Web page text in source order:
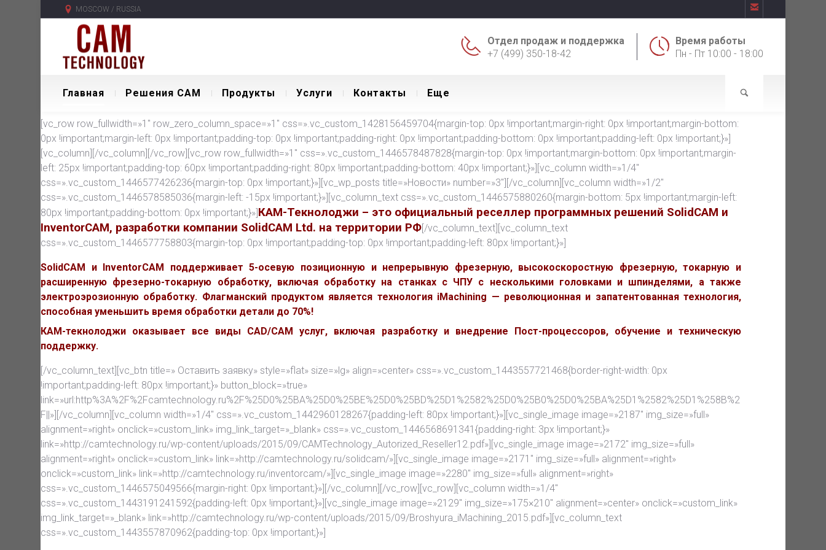
MOSCOW / RUSSIA 
Время работы
Пн - Пт 10:00 - 18:00
Отдел продаж и поддержка
+7 (499) 350-18-42
Главная Решения CAM Продукты Уcлуги Контакты Еще
[vc_row row_fullwidth=»1″ row_zero_column_space=»1″ css=».vc_custom_1428156459704{margin-top: 0px !important;margin-right: 0px !important;margin-bottom:
0px !important;margin-left: 0px !important;padding-top: 0px !important;padding-right: 0px !important;padding-bottom: 0px !important;padding-left: 0px !important;}»]
[vc_column][/vc_column][/vc_row][vc_row row_fullwidth=»1″ css=».vc_custom_1446578487828{margin-top: 0px !important;margin-bottom: 0px !important;margin-
left: 25px !important;padding-top: 60px !important;padding-right: 80px !important;padding-bottom: 40px !important;}»][vc_column width=»1/4″
css=».vc_custom_1446577426236{margin-top: 0px !important;}»][vc_wp_posts title=»Новости» number=»3″][/vc_column][vc_column width=»1/2″
css=».vc_custom_1446578585036{margin-left: -15px !important;}»][vc_column_text css=».vc_custom_1446575880260{margin-bottom: 5px !important;margin-left:
80px !important;padding-bottom: 0px !important;}»]КАМ-Текнолоджи – это официальный реселлер программных решений SolidCAM и
InventorCAM, разработки компании SolidCAM Ltd. на территории РФ[/vc_column_text][vc_column_text
css=».vc_custom_1446577758803{margin-top: 0px !important;padding-top: 0px !important;padding-left: 80px !important;}»]
SolidCAM и InventorCAM поддерживает 5-осевую позиционную и непрерывную фрезерную, высокоскоростную фрезерную, токарную и
расширенную фрезерно-токарную обработку, включая обработку на станках с ЧПУ с несколькими головками и шпинделями, а также
электроэрозионную обработку. Флагманский продуктом является технология iMachining — революционная и запатентованная технология,
способная уменьшить время обработки детали до 70%!
КАМ-текнолоджи оказывает все виды CAD/CAM услуг, включая разработку и внедрение Пост-процессоров, обучение и техническую
поддержку.
[/vc_column_text][vc_btn title=» Оставить заявку» style=»flat» size=»lg» align=»center» css=».vc_custom_1443557721468{border-right-width: 0px
!important;padding-left: 80px !important;}» button_block=»true»
link=»url:http%3A%2F%2Fcamtechnology.ru%2F%25D0%25BA%25D0%25BE%25D0%25BD%25D1%2582%25D0%25B0%25D0%25BA%25D1%2582%25D1%258B%2
F||»][/vc_column][vc_column width=»1/4″ css=».vc_custom_1442960128267{padding-left: 80px !important;}»][vc_single_image image=»2187″ img_size=»full»
alignment=»right» onclick=»custom_link» img_link_target=»_blank» css=».vc_custom_1446568691341{padding-right: 3px !important;}»
link=»http://camtechnology.ru/wp-content/uploads/2015/09/CAMTechnology_Autorized_Reseller12.pdf»][vc_single_image image=»2172″ img_size=»full»
alignment=»right» onclick=»custom_link» link=»http://camtechnology.ru/solidcam/»][vc_single_image image=»2171″ img_size=»full» alignment=»right»
onclick=»custom_link» link=»http://camtechnology.ru/inventorcam/»][vc_single_image image=»2280″ img_size=»full» alignment=»right»
css=».vc_custom_1446575049566{margin-right: 0px !important;}»][/vc_column][/vc_row][vc_row][vc_column width=»1/4″
css=».vc_custom_1443191241592{padding-left: 0px !important;}»][vc_single_image image=»2129″ img_size=»175×210″ alignment=»center» onclick=»custom_link»
img_link_target=»_blank» link=»http://camtechnology.ru/wp-content/uploads/2015/09/Broshyura_iMachining_2015.pdf»][vc_column_text
css=».vc_custom_1443557870962{padding-top: 0px !important;}»]